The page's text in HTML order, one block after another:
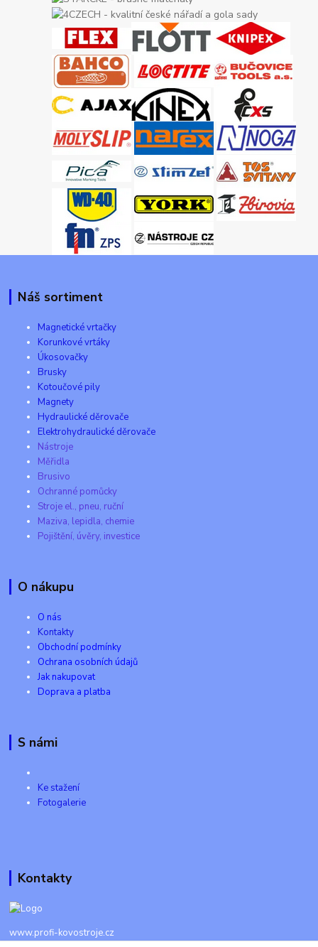
Náš sortiment
Magnetické vrtačky
Korunkové vrtáky
Úkosovačky
Brusky
Kotoučové pily
Magnety
Hydraulické děrovače
Elektrohydraulické děrovače
Nástroje
Měřidla
Brusivo
Ochranné pomůcky
Stroje el., pneu, ruční
Maziva, lepidla, chemie
Pojištění, úvěry, investice
O nákupu
O nás
Kontakty
Obchodní podmínky
Ochrana osobních údajů
Jak nakupovat
Doprava a platba
S námi
Ke stažení
Fotogalerie
Kontakty
www.profi-kovostroje.cz